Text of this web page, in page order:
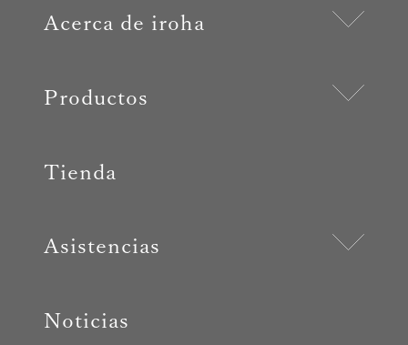
Acerca de iroha
Productos
Tienda
Asistencias
Noticias